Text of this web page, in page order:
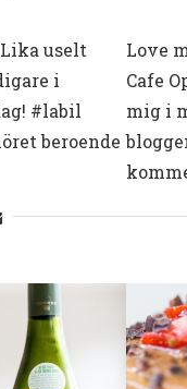
uselt
i
#labil
beroende
Love
Cafe
mig i